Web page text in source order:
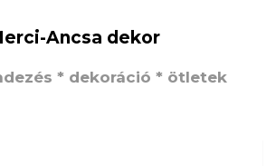
Ancsa dekor
* dekoráció * ötletek